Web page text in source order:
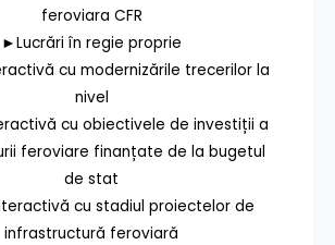
feroviara CFR
►Lucrări în regie proprie
cu modernizările trecerilor la
nivel
cu obiectivele de investiții a
feroviare finanțate de la bugetul
de stat
cu stadiul proiectelor de
infrastructură feroviară